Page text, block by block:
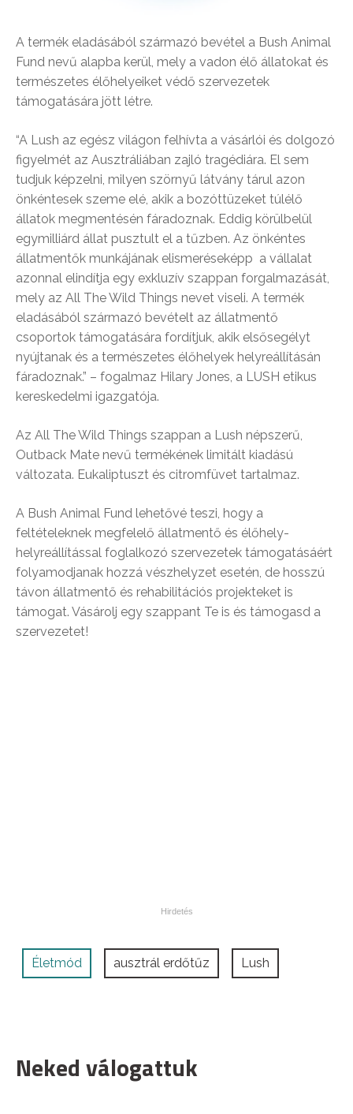
A termék eladásából származó bevétel a Bush Animal
Fund nevű alapba kerül, mely a vadon élő állatokat és
természetes élőhelyeiket védő szervezetek
támogatására jött létre.
“A Lush az egész világon felhívta a vásárlói és dolgozó
figyelmét az Ausztráliában zajló tragédiára. El sem
tudjuk képzelni, milyen szörnyű látvány tárul azon
önkéntesek szeme elé, akik a bozóttüzeket túlélő
állatok megmentésén fáradoznak. Eddig körülbelül
egymilliárd állat pusztult el a tűzben. Az önkéntes
állatmentők munkájának elismeréseképp a vállalat
azonnal elindítja egy exkluzív szappan forgalmazását,
mely az All The Wild Things nevet viseli. A termék
eladásából származó bevételt az állatmentő
csoportok támogatására fordítjuk, akik elsősegélyt
nyújtanak és a természetes élőhelyek helyreállításán
fáradoznak.” – fogalmaz Hilary Jones, a LUSH etikus
kereskedelmi igazgatója.
Az All The Wild Things szappan a Lush népszerű,
Outback Mate nevű termékének limitált kiadású
változata. Eukaliptuszt és citromfüvet tartalmaz.
A Bush Animal Fund lehetővé teszi, hogy a
feltételeknek megfelelő állatmentő és élőhely-
helyreállítással foglalkozó szervezetek támogatásáért
folyamodjanak hozzá vészhelyzet esetén, de hosszú
távon állatmentő és rehabilitációs projekteket is
támogat. Vásárolj egy szappant Te is és támogasd a
szervezetet!
Életmód ausztrál erdőtűz Lush
Neked válogattuk